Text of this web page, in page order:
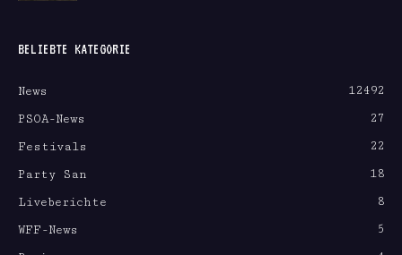
BELIEBTE KATEGORIE
News
12492
PSOA-News
27
Festivals
22
Party San
18
Liveberichte
8
WFF-News
5